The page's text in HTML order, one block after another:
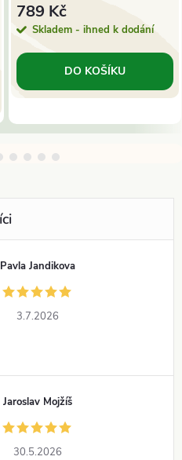
789 Kč
Skladem - ihned k dodání
DO KOŠÍKU
Pavla Jandikova
3.7.2026
Jaroslav Mojžíš
30.5.2026